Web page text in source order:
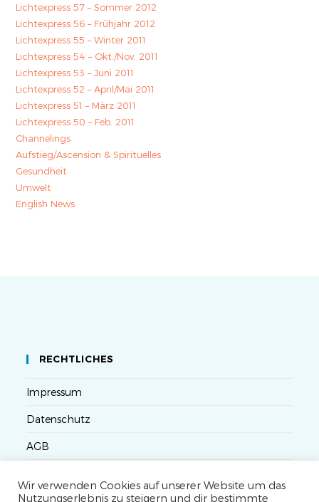
Lichtexpress 57 – Sommer 2012
Lichtexpress 56 – Frühjahr 2012
Lichtexpress 55 – Winter 2011
Lichtexpress 54 – Okt./Nov. 2011
Lichtexpress 53 – Juni 2011
Lichtexpress 52 – April/Mai 2011
Lichtexpress 51 – März 2011
Lichtexpress 50 – Feb. 2011
Channelings
Aufstieg/Ascension & Spirituelles
Gesundheit
Umwelt
English News
RECHTLICHES
Impressum
Datenschutz
AGB
Wir verwenden Cookies auf unserer Website um das
Nutzungserlebnis zu steigern und dir bestimmte